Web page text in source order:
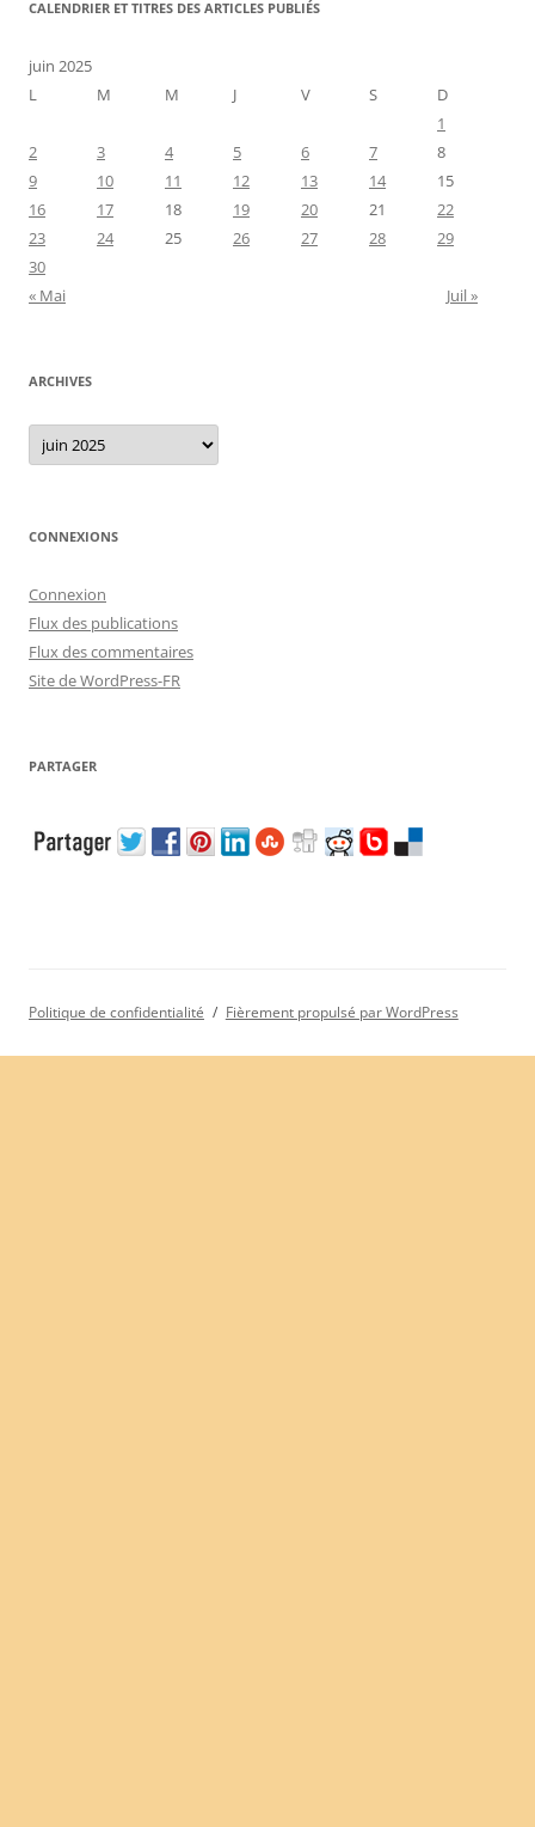
CALENDRIER ET TITRES DES ARTICLES PUBLIÉS
juin 2025
L
M M J V S
D
1
2
3 4 5 6 7
8
9
10 11 12 13 14
15
16
17 18 19 20 21
22
23
24 25 26 27 28
29
30
« Mai
Juil »
ARCHIVES
Archives
CONNEXIONS
Connexion
Flux des publications
Flux des commentaires
Site de WordPress-FR
PARTAGER
Politique de confidentialité Fièrement propulsé par WordPress